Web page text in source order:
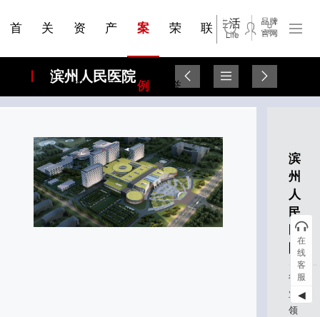
首 关
于
资
讯
产
品
案
例
荣
誉
联
滨州人民医院
滨
州
人
民
医
院
行
业
领
在
线
客
服
◀